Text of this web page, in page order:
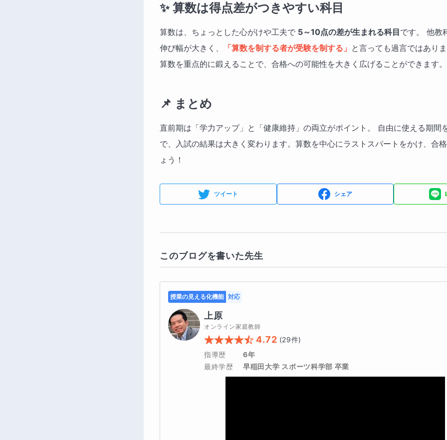
✨ 算数は得点差がつきやすい科目
算数は、ちょっとした心がけや工夫で 5～10点の差が生まれる科目 です。 他教
伸び幅が大きく、
「算数を制する者が受験を制する」 と言っても過言ではあり
算数を重点的に鍛えることで、合格への可能性を大きく広げることができます。
📌 まとめ
直前期は「学力アップ」と「健康維持」の両立がポイント。 自由に使える期間
で、入試の結果は大きく変わります。算数を中心にラストスパートをかけ、合
ょう！
ツイート シェア
このブログを書いた先生
授業の見える化機能 対応
上原
オンライン家庭教師
4.72 (29件)
指導歴
6年
最終学歴
早稲田大学 スポーツ科学部 卒業